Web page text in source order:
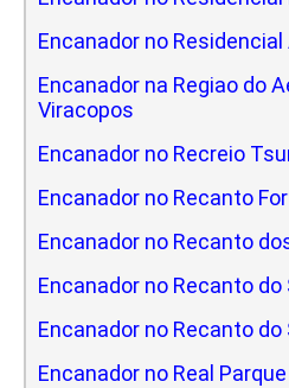
Encanador no Residencial
Encanador na Regiao do
Viracopos
Encanador no Recreio
Encanador no Recanto
Encanador no Recanto
Encanador no Recanto do
Encanador no Recanto do
Encanador no Real Parque